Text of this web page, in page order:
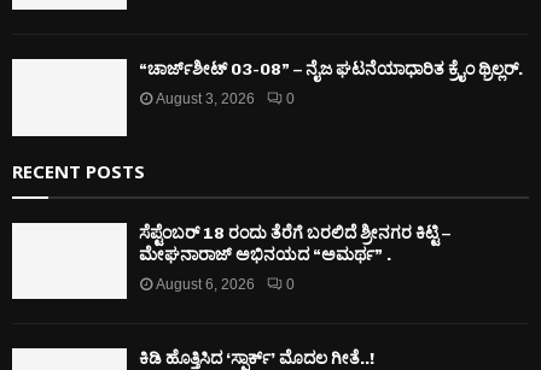
“ಚಾರ್ಜ್‌ಶೀಟ್ 03-08” – ನೈಜ ಘಟನೆಯಾಧಾರಿತ ಕ್ರೈಂ ಥ್ರಿಲ್ಲರ್.
August 3, 2026 0
RECENT POSTS
ಸೆಪ್ಟೆಂಬರ್ 18 ರಂದು ತೆರೆಗೆ ಬರಲಿದೆ ಶ್ರೀನಗರ ಕಿಟ್ಟಿ –
ಮೇಘನಾರಾಜ್ ಅಭಿನಯದ “ಅಮರ್ಥ” .
August 6, 2026 0
ಕಿಡಿ‌‌ ಹೊತ್ತಿಸಿದ ‘ಸ್ಪಾರ್ಕ್’ ಮೊದಲ‌ ಗೀತೆ..!